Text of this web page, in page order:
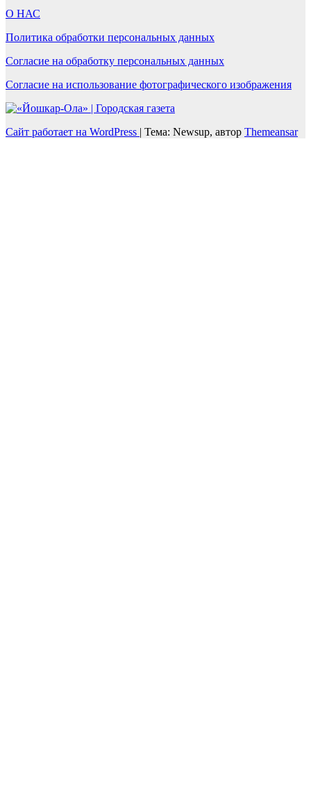
О НАС
Политика обработки персональных данных
Согласие на обработку персональных данных
Согласие на использование фотографического изображения
Сайт работает на WordPress | Тема: Newsup, автор Themeansar